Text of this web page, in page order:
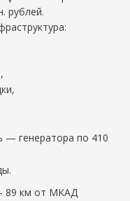
рублей.
— генератора по 410
89 км от МКАД